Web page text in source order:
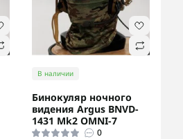
В наличии
Бинокуляр ночного
видения Argus BNVD-
1431 Mk2 OMNI-7
0